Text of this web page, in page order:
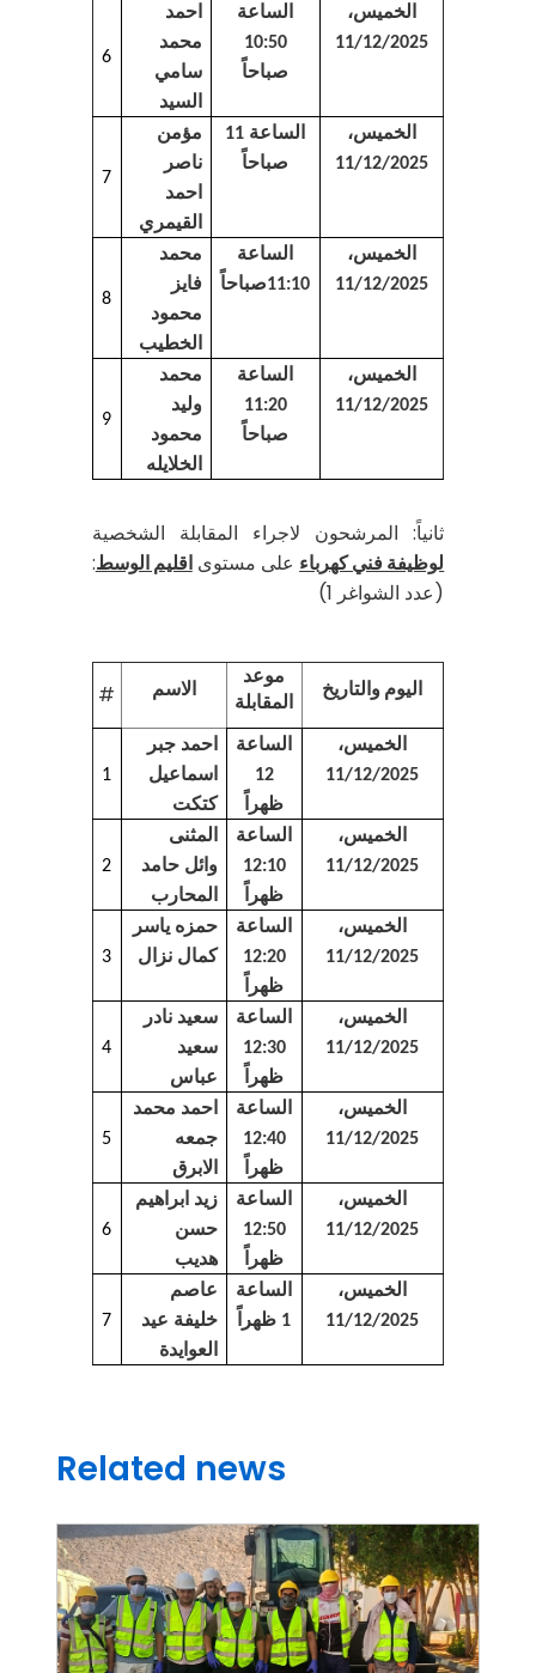
6
احمد
محمد
سامي
السيد
الساعة
10:50
صباحاً
الخميس،
11/12/2025
7
مؤمن
ناصر
احمد
القيمري
الساعة 11
صباحاً
الخميس،
11/12/2025
8
محمد
فايز
محمود
الخطيب
الساعة
11:10صباحاً
الخميس،
11/12/2025
9
محمد
وليد
محمود
الخلايله
الساعة
11:20
صباحاً
الخميس،
11/12/2025
ثانياً: المرشحون لاجراء المقابلة الشخصية
لوظيفة فني كهرباء على مستوىاقليم الوسط:
(عدد الشواغر 1)
# الاسم
موعد
المقابلة
اليوم والتاريخ
1
احمد جبر
اسماعيل
كتكت
الساعة
12
ظهراً
الخميس،
11/12/2025
2
المثنى
وائل حامد
المحارب
الساعة
12:10
ظهراً
الخميس،
11/12/2025
3
حمزه ياسر
كمال نزال
الساعة
12:20
ظهراً
الخميس،
11/12/2025
4
سعيد نادر
سعيد
عباس
الساعة
12:30
ظهراً
الخميس،
11/12/2025
5
احمد محمد
جمعه
الابرق
الساعة
12:40
ظهراً
الخميس،
11/12/2025
6
زيد ابراهيم
حسن
هديب
الساعة
12:50
ظهراً
الخميس،
11/12/2025
7
عاصم
خليفة عيد
العوايدة
الساعة
1 ظهراً
الخميس،
11/12/2025
Related news